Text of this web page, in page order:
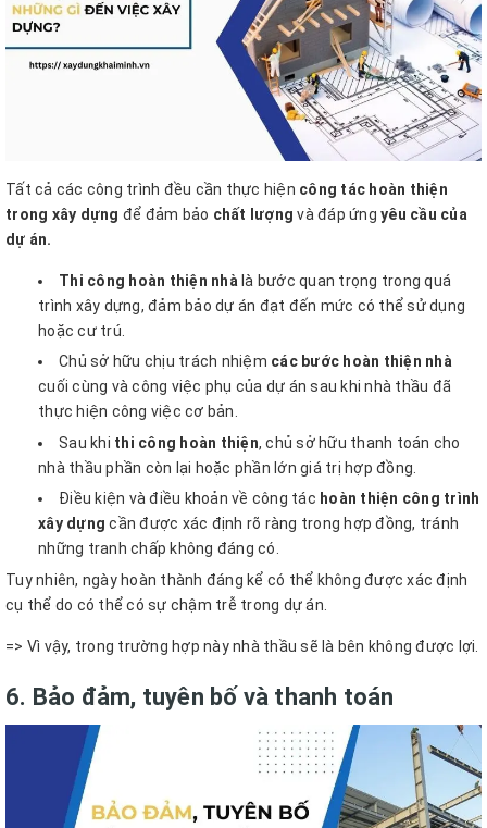
Tất cả các công trình đều cần thực hiện công tác hoàn thiện
trong xây dựng để đảm bảo chất lượng và đáp ứng yêu cầu của
dự án.
Thi công hoàn thiện nhà là bước quan trọng trong quá
trình xây dựng, đảm bảo dự án đạt đến mức có thể sử dụng
hoặc cư trú.
Chủ sở hữu chịu trách nhiệm các bước hoàn thiện nhà
cuối cùng và công việc phụ của dự án sau khi nhà thầu đã
thực hiện công việc cơ bản.
Sau khi thi công hoàn thiện, chủ sở hữu thanh toán cho
nhà thầu phần còn lại hoặc phần lớn giá trị hợp đồng.
Điều kiện và điều khoản về công tác hoàn thiện công trình
xây dựng cần được xác định rõ ràng trong hợp đồng, tránh
những tranh chấp không đáng có.
Tuy nhiên, ngày hoàn thành đáng kể có thể không được xác định
cụ thể do có thể có sự chậm trễ trong dự án.
=> Vì vậy, trong trường hợp này nhà thầu sẽ là bên không được lợi.
6. Bảo đảm, tuyên bố và thanh toán